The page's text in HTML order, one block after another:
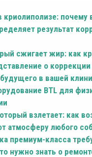
криолиполизе: почему
результат
сжигает жир: как
о
в вашей
BTL для
взлетает: как
атмосферу любого
премиум-класса
нужно знать о